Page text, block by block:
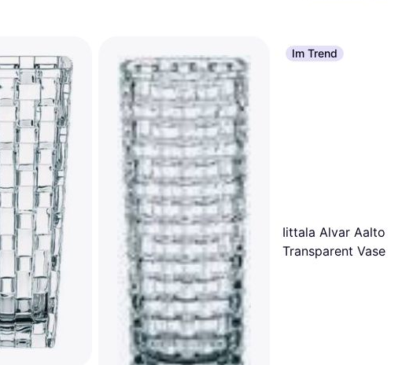
Im Trend
Iittala Alvar Aalto
Transparent Vase